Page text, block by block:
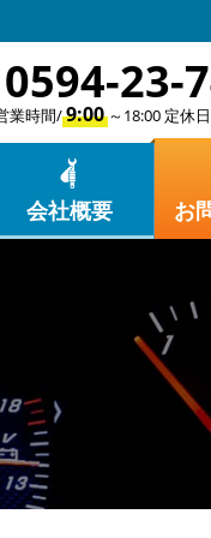
0594-23-
業時間/9:00 ～18:00 定休
会社概要 お